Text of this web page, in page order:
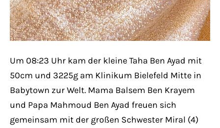
Lorem ipsum dolor sit amet, consectetuer
adipiscing elit.
massa. Cum sociis natoque penatibus et
magnis dis parturient montes, nascetur
ridiculus mus. Donec quam felis, ultricies
nec.
Um 08:23 Uhr kam der kleine Taha Ben Ayad mit
50cm und 3225g am Klinikum Bielefeld Mitte in
Babytown zur Welt. Mama Balsem Ben Krayem
und Papa Mahmoud Ben Ayad freuen sich
gemeinsam mit der großen Schwester Miral (4)